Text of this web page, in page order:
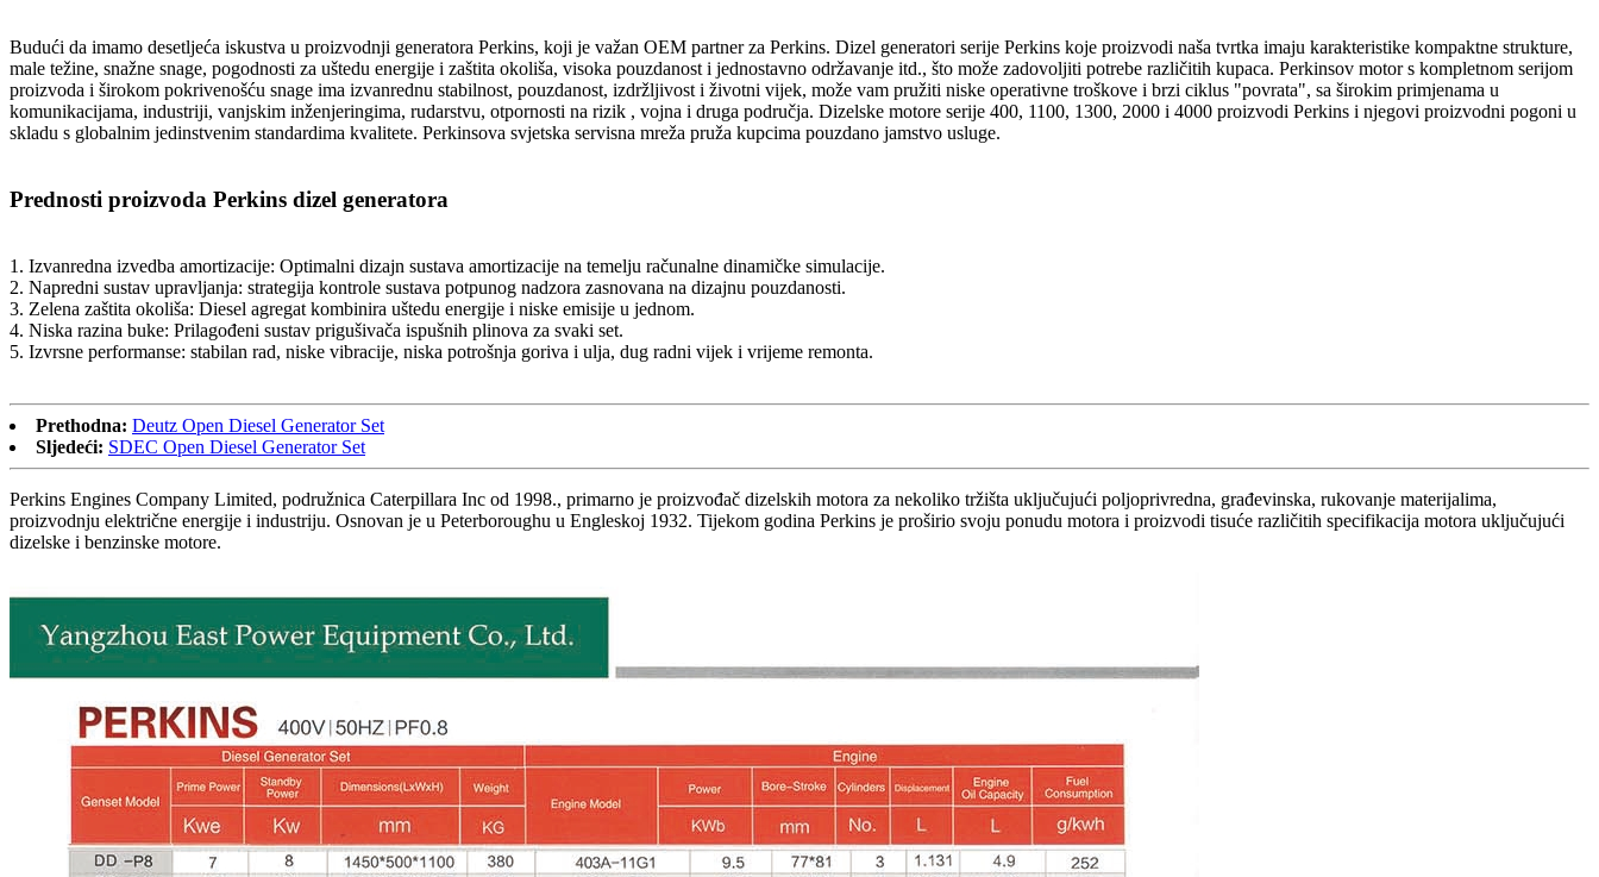
Budući da imamo desetljeća iskustva u proizvodnji generatora Perkins, koji je važan OEM partner za Perkins. Dizel generatori serije Perkins koje proizvodi naša tvrtka imaju karakteristike kompaktne strukture,
male težine, snažne snage, pogodnosti za uštedu energije i zaštita okoliša, visoka pouzdanost i jednostavno održavanje itd., što može zadovoljiti potrebe različitih kupaca. Perkinsov motor s kompletnom serijom
proizvoda i širokom pokrivenošću snage ima izvanrednu stabilnost, pouzdanost, izdržljivost i životni vijek, može vam pružiti niske operativne troškove i brzi ciklus "povrata", sa širokim primjenama u
komunikacijama, industriji, vanjskim inženjeringima, rudarstvu, otpornosti na rizik , vojna i druga područja. Dizelske motore serije 400, 1100, 1300, 2000 i 4000 proizvodi Perkins i njegovi proizvodni pogoni u
skladu s globalnim jedinstvenim standardima kvalitete. Perkinsova svjetska servisna mreža pruža kupcima pouzdano jamstvo usluge.
Prednosti proizvoda Perkins dizel generatora
1. Izvanredna izvedba amortizacije: Optimalni dizajn sustava amortizacije na temelju računalne dinamičke simulacije.
2. Napredni sustav upravljanja: strategija kontrole sustava potpunog nadzora zasnovana na dizajnu pouzdanosti.
3. Zelena zaštita okoliša: Diesel agregat kombinira uštedu energije i niske emisije u jednom.
4. Niska razina buke: Prilagođeni sustav prigušivača ispušnih plinova za svaki set.
5. Izvrsne performanse: stabilan rad, niske vibracije, niska potrošnja goriva i ulja, dug radni vijek i vrijeme remonta.
Prethodna: Deutz Open Diesel Generator Set
Sljedeći: SDEC Open Diesel Generator Set
Perkins Engines Company Limited, podružnica Caterpillara Inc od 1998., primarno je proizvođač dizelskih motora za nekoliko tržišta uključujući poljoprivredna, građevinska, rukovanje materijalima,
proizvodnju električne energije i industriju. Osnovan je u Peterboroughu u Engleskoj 1932. Tijekom godina Perkins je proširio svoju ponudu motora i proizvodi tisuće različitih specifikacija motora uključujući
dizelske i benzinske motore.